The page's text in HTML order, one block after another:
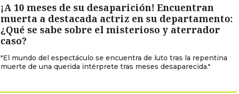
¡A 10 meses de su desaparición! Encuentran
muerta a destacada actriz en su departamento:
¿Qué se sabe sobre el misterioso y aterrador
caso?
"El mundo del espectáculo se encuentra de luto tras la repentina
muerte de una querida intérprete tras meses desaparecida."